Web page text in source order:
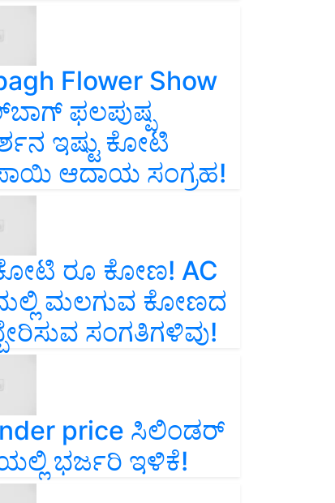
Flower Show
ಫಲಪುಷ್ಪ
ಇಷ್ಟು ಕೋಟಿ
ಆದಾಯ ಸಂಗ್ರಹ!
ರೂ ಕೋಣ! AC
ಮಲಗುವ ಕೋಣದ
ಸಂಗತಿಗಳಿವು!
price ಸಿಲಿಂಡರ್‌
ಭರ್ಜರಿ ಇಳಿಕೆ!